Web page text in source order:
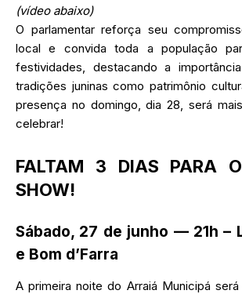
(vídeo abaixo)
O parlamentar reforça seu
local e convida toda a população
festividades, destacando a
tradições juninas como patrimônio
presença no domingo, dia 28, será
celebrar!
FALTAM 3 DIAS PARA O
SHOW!
Sábado, 27 de junho — 21h –
e Bom d’Farra
A primeira noite do Arraiá Municipá